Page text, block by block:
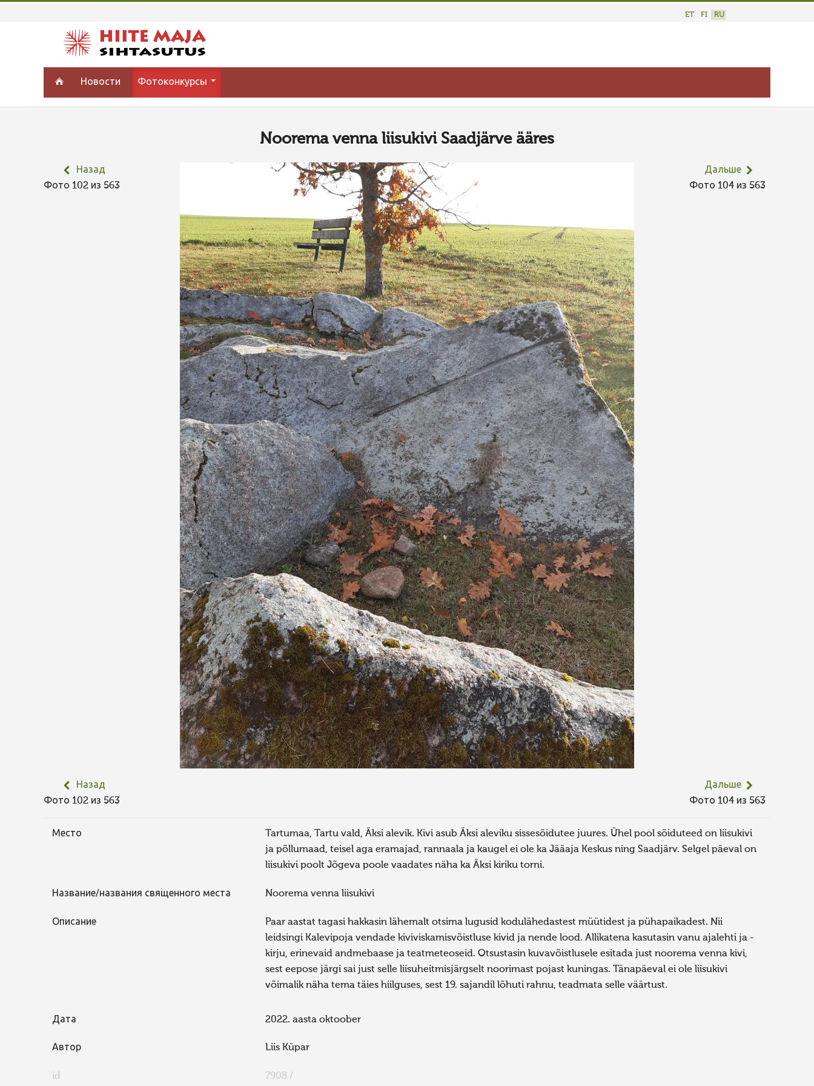
ET FI RU
Новости Фотоконкурсы
Noorema venna liisukivi Saadjärve ääres
Назад
Фото 102 из 563
Дальше
Фото 104 из 563
Назад
Фото 102 из 563
Дальше
Фото 104 из 563
Место
Tartumaa, Tartu vald, Äksi alevik. Kivi asub Äksi aleviku sissesõidutee juures. Ühel pool sõiduteed on liisukivi
ja põllumaad, teisel aga eramajad, rannaala ja kaugel ei ole ka Jääaja Keskus ning Saadjärv. Selgel päeval on
liisukivi poolt Jõgeva poole vaadates näha ka Äksi kiriku torni.
Название/названия священного места Noorema venna liisukivi
Описание
Paar aastat tagasi hakkasin lähemalt otsima lugusid kodulähedastest müütidest ja pühapaikadest. Nii
leidsingi Kalevipoja vendade kiviviskamisvõistluse kivid ja nende lood. Allikatena kasutasin vanu ajalehti ja -
kirju, erinevaid andmebaase ja teatmeteoseid. Otsustasin kuvavõistlusele esitada just noorema venna kivi,
sest eepose järgi sai just selle liisuheitmisjärgselt noorimast pojast kuningas. Tänapäeval ei ole liisukivi
võimalik näha tema täies hiilguses, sest 19. sajandil lõhuti rahnu, teadmata selle väärtust.
Дата 2022. aasta oktoober
Автор Liis Küpar
id 7908 /